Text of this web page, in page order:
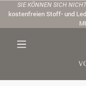
Zum Hauptinhalt springen
SIE KÖNNEN SICH
kostenfreien Stoff- und